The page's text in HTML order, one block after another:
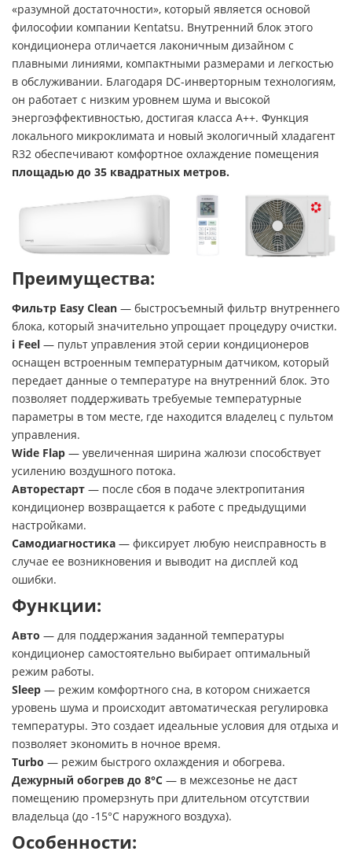
«разумной достаточности», который является основой
философии компании Kentatsu. Внутренний блок этого
кондиционера отличается лаконичным дизайном с
плавными линиями, компактными размерами и легкостью
в обслуживании. Благодаря DC-инверторным технологиям,
он работает с низким уровнем шума и высокой
энергоэффективностью, достигая класса А++. Функция
локального микроклимата и новый экологичный хладагент
R32 обеспечивают комфортное охлаждение помещения
площадью до 35 квадратных метров.
Преимущества:
Фильтр Easy Clean — быстросъемный фильтр внутреннего
блока, который значительно упрощает процедуру очистки.
i Feel — пульт управления этой серии кондиционеров
оснащен встроенным температурным датчиком, который
передает данные о температуре на внутренний блок. Это
позволяет поддерживать требуемые температурные
параметры в том месте, где находится владелец с пультом
управления.
Wide Flap — увеличенная ширина жалюзи способствует
усилению воздушного потока.
Авторестарт — после сбоя в подаче электропитания
кондиционер возвращается к работе с предыдущими
настройками.
Самодиагностика — фиксирует любую неисправность в
случае ее возникновения и выводит на дисплей код
ошибки.
Функции:
Авто — для поддержания заданной температуры
кондиционер самостоятельно выбирает оптимальный
режим работы.
Sleep — режим комфортного сна, в котором снижается
уровень шума и происходит автоматическая регулировка
температуры. Это создает идеальные условия для отдыха и
позволяет экономить в ночное время.
Turbo — режим быстрого охлаждения и обогрева.
Дежурный обогрев до 8°С — в межсезонье не даст
помещению промерзнуть при длительном отсутствии
владельца (до -15°С наружного воздуха).
Особенности: